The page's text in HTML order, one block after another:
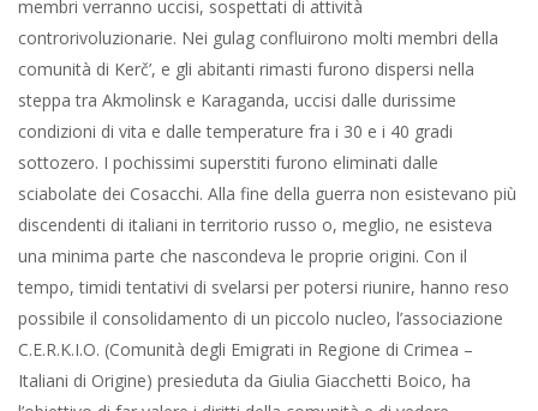
membri verranno uccisi, sospettati di attività
controrivoluzionarie. Nei gulag confluirono molti membri della
comunità di Kerč’, e gli abitanti rimasti furono dispersi nella
steppa tra Akmolinsk e Karaganda, uccisi dalle durissime
condizioni di vita e dalle temperature fra i 30 e i 40 gradi
sottozero. I pochissimi superstiti furono eliminati dalle
sciabolate dei Cosacchi. Alla fine della guerra non esistevano più
discendenti di italiani in territorio russo o, meglio, ne esisteva
una minima parte che nascondeva le proprie origini. Con il
tempo, timidi tentativi di svelarsi per potersi riunire, hanno reso
possibile il consolidamento di un piccolo nucleo, l’associazione
C.E.R.K.I.O. (Comunità degli Emigrati in Regione di Crimea –
Italiani di Origine) presieduta da Giulia Giacchetti Boico, ha